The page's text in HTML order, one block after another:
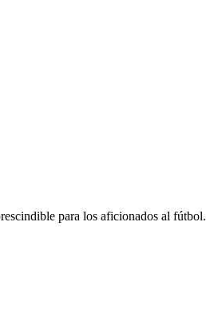
para los aficionados al fútbol.